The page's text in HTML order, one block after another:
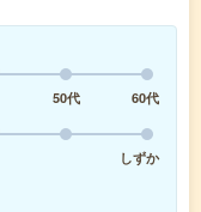
50代
60代
しずか